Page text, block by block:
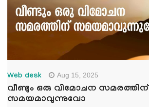
Web desk Aug 15, 2025
വീണ്ടും ഒരു വിമോചന സമരത്തിന്
സമയമാവുന്നുവോ